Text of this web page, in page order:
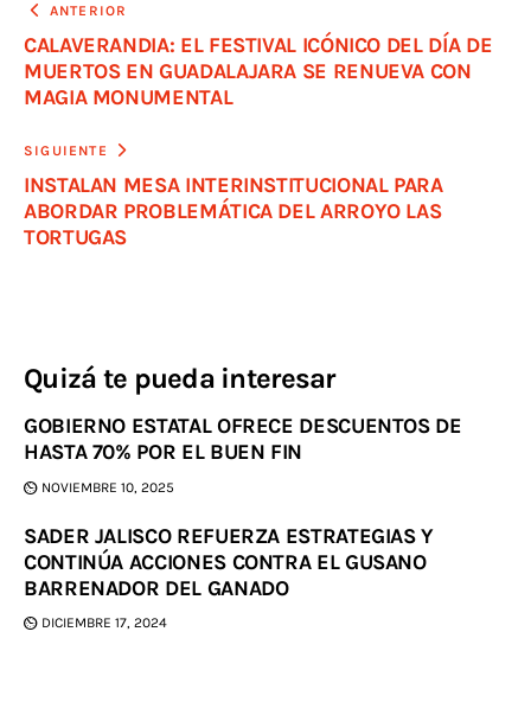
ANTERIOR
CALAVERANDIA: EL FESTIVAL ICÓNICO DEL DÍA DE
MUERTOS EN GUADALAJARA SE RENUEVA CON
MAGIA MONUMENTAL
SIGUIENTE
INSTALAN MESA INTERINSTITUCIONAL PARA
ABORDAR PROBLEMÁTICA DEL ARROYO LAS
TORTUGAS
Quizá te pueda interesar
GOBIERNO ESTATAL OFRECE DESCUENTOS DE
HASTA 70% POR EL BUEN FIN
NOVIEMBRE 10, 2025
SADER JALISCO REFUERZA ESTRATEGIAS Y
CONTINÚA ACCIONES CONTRA EL GUSANO
BARRENADOR DEL GANADO
DICIEMBRE 17, 2024